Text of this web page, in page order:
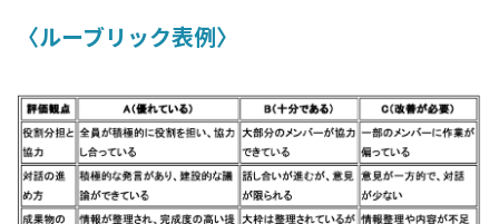
〈ルーブリック表例〉